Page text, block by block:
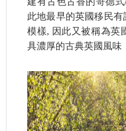
此地最早的英國移民
模樣, 因此又被稱為英
具濃厚的古典英國風味